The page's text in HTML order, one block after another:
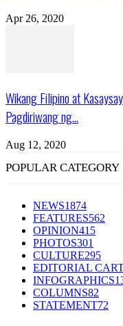
Apr 26, 2020
Wikang Filipino at
Pagdiriwang ng...
Aug 12, 2020
POPULAR CATEGORY
NEWS1874
FEATURES562
OPINION415
PHOTOS301
CULTURE295
EDITORIAL
INFOGRAPHICS
COLUMNS82
STATEMENT72